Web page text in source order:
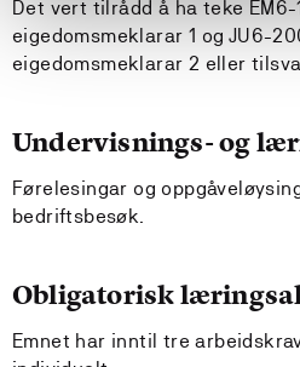
Det vert tilrådd å ha teke
eigedomsmeklarar 1 og JU6-
eigedomsmeklarar 2 eller
Undervisnings- og
Førelesingar og
bedriftsbesøk.
Obligatorisk
Emnet har inntil tre